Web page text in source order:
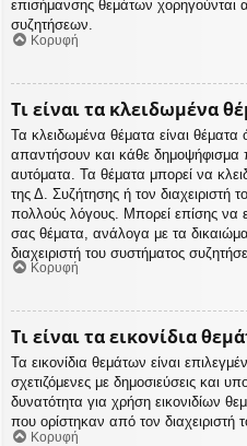
επισήμανσης θεμάτων χορηγούνται
συζητήσεων.
Κορυφή
Τι είναι τα κλειδωμένα
Τα κλειδωμένα θέματα είναι
απαντήσουν και κάθε δημοψήφισμα
αυτόματα. Τα θέματα μπορεί να
της Δ. Συζήτησης ή τον διαχειριστή
πολλούς λόγους. Μπορεί επίσης να
σας θέματα, ανάλογα με τα
διαχειριστή του συστήματος
Κορυφή
Τι είναι τα εικονίδια
Τα εικονίδια θεμάτων είναι
σχετιζόμενες με δημοσιεύσεις και
δυνατότητα για χρήση εικονιδίων
που ορίστηκαν από τον διαχειριστή
Κορυφή